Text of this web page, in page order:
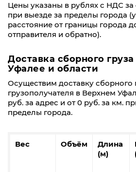
Цены указаны в рублях с НДС
при выезде за пределы города
расстояние от границы города
отправителя и обратно).
Доставка сборного
Уфалее и области
Осуществим доставку сборного
грузополучателя в Верхнем
руб. за адрес и от 0 руб. за км.
пределы города.
Вес Объём
Длина
(м)